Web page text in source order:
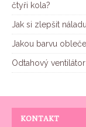
čtyři kola?
Jak si zlepšit
Jakou barvu
Odtahový
KONTAKT